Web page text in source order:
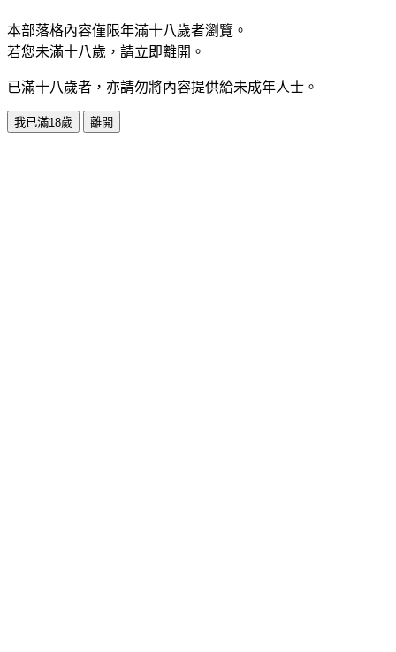
本部落格內容僅限年滿十八歲者瀏覽。
若您未滿十八歲，請立即離開。
已滿十八歲者，亦請勿將內容提供給未成年人士。
我已滿18歲 離開